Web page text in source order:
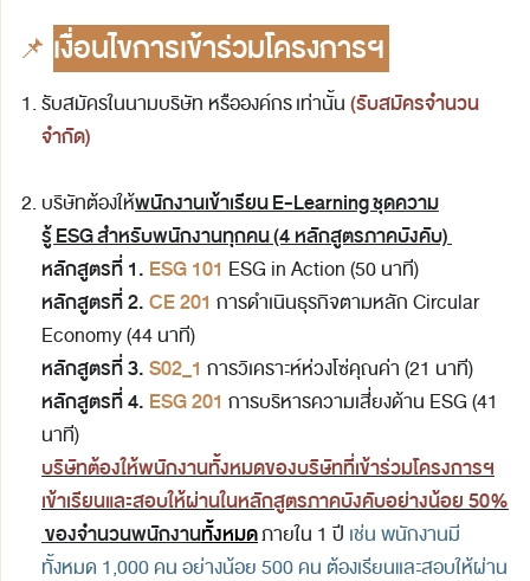
📌 เงื่อนไขการเข้าร่วมโครงการฯ
รับสมัครในนามบริษัท หรือองค์กร เท่านั้น(รับสมัครจำนวน
จำกัด)
บริษัทต้องให้พนักงานเข้าเรียน E-Learning ชุดความ
รู้ ESG สำหรับพนักงานทุกคน (4 หลักสูตรภาคบังคับ)
หลักสูตรที่ 1. ESG 101 ESG in Action (50 นาที)
หลักสูตรที่ 2.CE 201 การดำเนินธุรกิจตามหลัก Circular
Economy (44 นาที)
หลักสูตรที่ 3.S02_1 การวิเคราะห์ห่วงโซ่คุณค่า (21 นาที)
หลักสูตรที่ 4. ESG 201 การบริหารความเสี่ยงด้าน ESG (41
นาที)
บริษัทต้องให้พนักงานทั้งหมดของบริษัทที่เข้าร่วมโครงการฯ
เข้าเรียนและสอบให้ผ่านในหลักสูตรภาคบังคับอย่างน้อย 50%
ของจำนวนพนักงานทั้งหมดภายใน 1 ปี เช่น พนักงานมี
ทั้งหมด 1,000 คน อย่างน้อย 500 คน ต้องเรียนและสอบให้ผ่าน